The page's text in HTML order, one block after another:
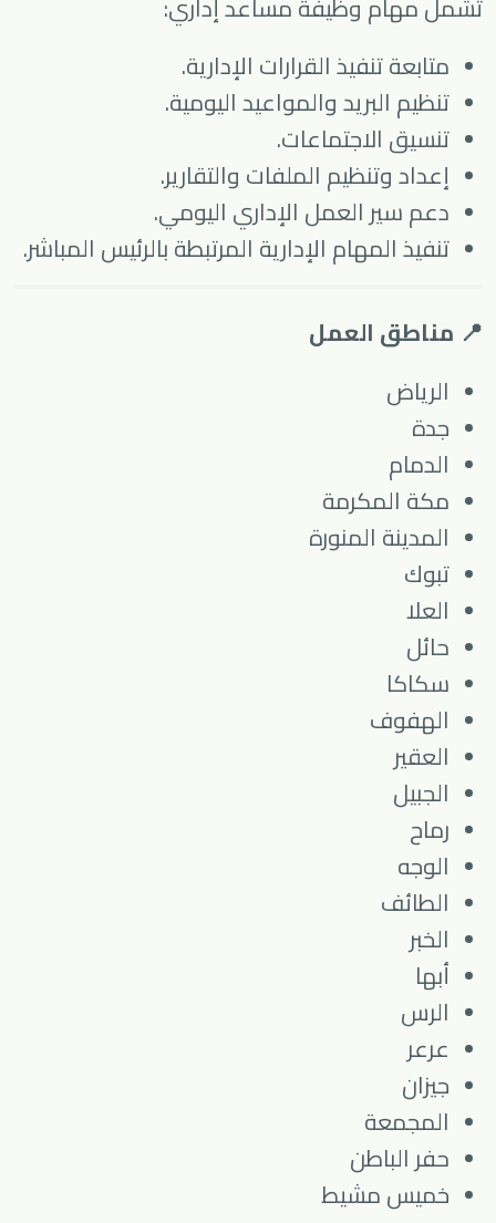
متابعة تنفيذ القرارات الإدارية.
تنظيم البريد والمواعيد اليومية.
تنسيق الاجتماعات.
إعداد وتنظيم الملفات والتقارير.
دعم سير العمل الإداري اليومي.
تنفيذ المهام الإدارية المرتبطة بالرئيس المباشر.
📍 مناطق العمل
الرياض
جدة
الدمام
مكة المكرمة
المدينة المنورة
تبوك
العلا
حائل
سكاكا
الهفوف
العقير
الجبيل
رماح
الوجه
الطائف
الخبر
أبها
الرس
عرعر
جيزان
المجمعة
حفر الباطن
خميس مشيط